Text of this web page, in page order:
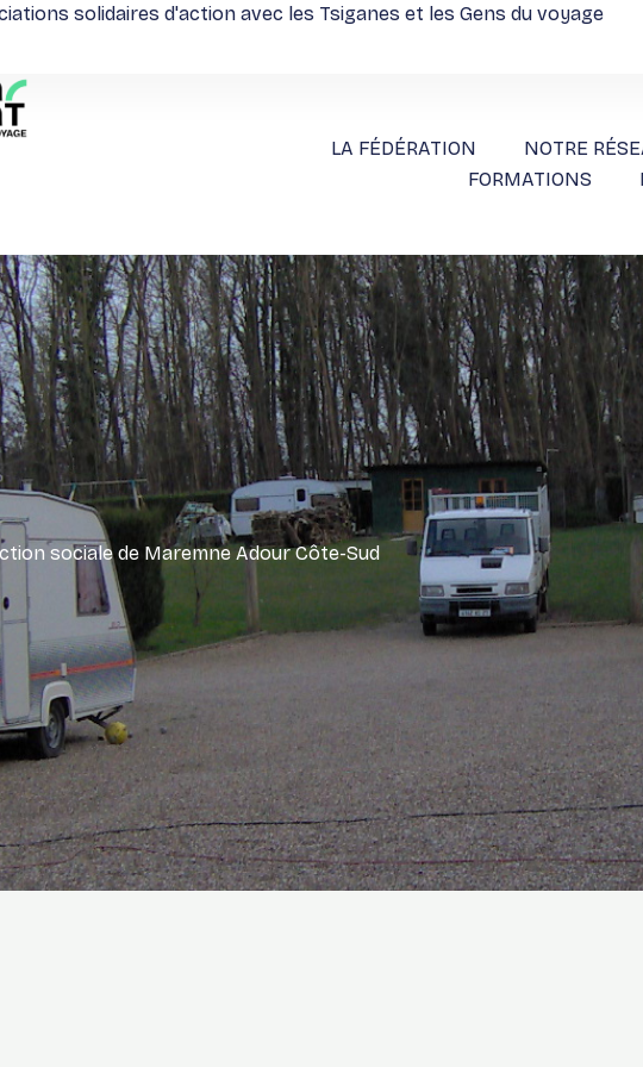
solidaires d'action avec les Tsiganes et les Gens du voyage
LA FÉDÉRATION NOTRE
FORMATIONS
sociale de Maremne Adour Côte-Sud